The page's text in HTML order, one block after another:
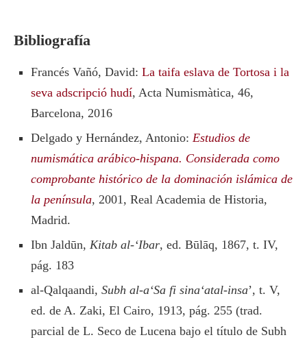
Bibliografía
Francés Vañó, David: La taifa eslava de Tortosa i la
seva adscripció hudí, Acta Numismàtica, 46,
Barcelona, 2016
Delgado y Hernández, Antonio: Estudios de
numismática arábico-hispana. Considerada como
comprobante histórico de la dominación islámica de
la península, 2001, Real Academia de Historia,
Madrid.
Ibn Jaldūn, Kitab al-‘Ibar, ed. Būlāq, 1867, t. IV,
pág. 183
al-Qalqaandi, Subh al-a‘Sa fi sina‘atal-insa’, t. V,
ed. de A. Zaki, El Cairo, 1913, pág. 255 (trad.
parcial de L. Seco de Lucena bajo el título de Subh